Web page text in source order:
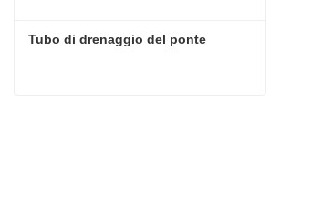
Tubo di drenaggio del ponte